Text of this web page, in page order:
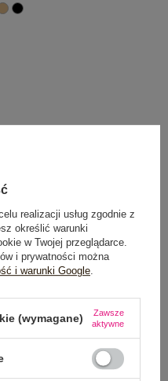
realizacji usług zgodnie z
określić warunki
w Twojej przeglądarce.
i prywatności można
i warunki Google.
(wymagane)
Zawsze
aktywne